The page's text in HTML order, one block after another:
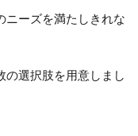
ニーズを満たしきれな
の選択肢を用意しまし